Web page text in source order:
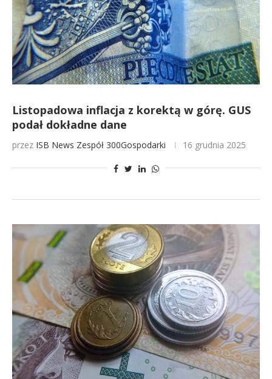
Listopadowa inflacja z korektą w górę. GUS
podał dokładne dane
przez ISB News Zespół 300Gospodarki 16 grudnia 2025